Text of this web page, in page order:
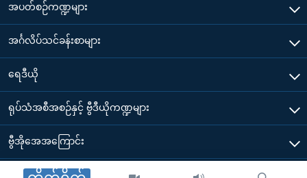
အပတ်စဉ်ကဏ္ဍများ
အင်္ဂလိပ်သင်ခန်းစာများ
ရေဒီယို
ရုပ်သံအစီအစဉ်နှင့် ဗွီဒီယိုကဏ္ဍများ
ဗွီအိုအေအကြောင်း
ဗွီအိုအေ မိုဘိုင်းလ်အက်ပ်များ ဒေါင်းလုတ်ယူရန်